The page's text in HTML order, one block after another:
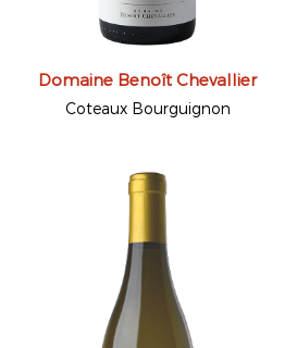
Domaine Benoît Chevallier
Coteaux Bourguignon